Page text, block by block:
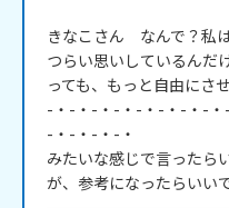
きなこさん　なんで？私
つらい思いしているんだ
っても、もっと自由にさ
-・-・-・-・-・-・-・-
-・-・-・-・
みたいな感じで言ったら